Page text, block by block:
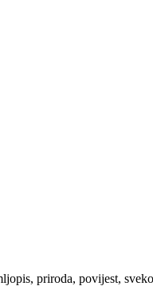
priroda, povijest,